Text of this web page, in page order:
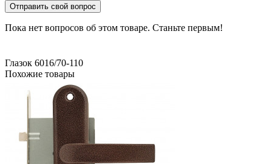
Отправить свой вопрос
Пока нет вопросов об этом товаре. Станьте первым!
Глазок 6016/70-110
Похожие товары